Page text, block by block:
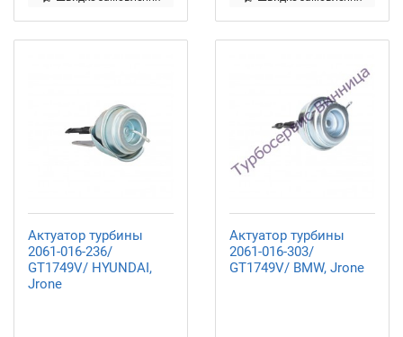
Актуатор турбины
2061-016-236/
GT1749V/ HYUNDAI,
Jrone
Актуатор турбины
2061-016-303/
GT1749V/ BMW, Jrone